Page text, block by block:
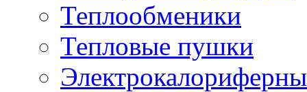
Теплообменики
Тепловые пушки